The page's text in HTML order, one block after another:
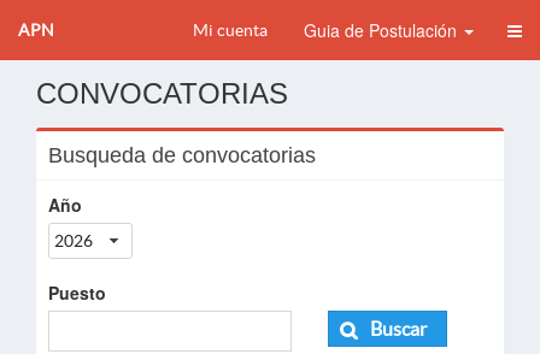
APN Mi cuenta Guia de Postulación
CONVOCATORIAS
Busqueda de convocatorias
Año
2026
Puesto
Buscar